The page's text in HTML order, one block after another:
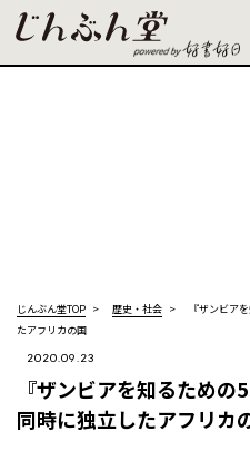
じんぶん堂TOP 歴史・社会
『ザンビア
たアフリカの国
2020.09.23
『ザンビアを知るための
同時に独立したアフリカ